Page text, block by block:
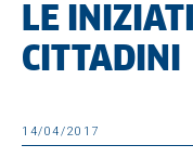
LE
CITTADINI
14/04/2017